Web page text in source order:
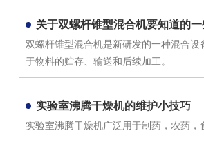
关于双螺杆锥型混合机要知道的
双螺杆锥型混合机是新研发的一种混合
于物料的贮存、输送和后续加工。
实验室沸腾干燥机的维护小技巧
实验室沸腾干燥机广泛用于制药，农药